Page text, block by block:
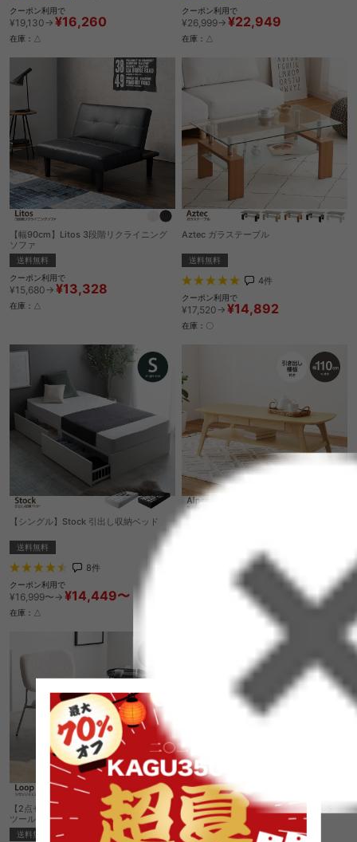
クーポン利用で
¥19,130→ ¥16,260
在庫：△
クーポン利用で
¥26,999→ ¥22,949
在庫：△
【幅90cm】Litos 3段階リクライニング
ソファ
送料無料
クーポン利用で
¥15,680→ ¥13,328
在庫：△
Aztec ガラステーブル
送料無料
4件
クーポン利用で
¥17,520→ ¥14,892
在庫：〇
【シングル】Stock 引出し収納ベッド
送料無料
8件
クーポン利用で
¥16,999〜→ ¥14,449〜
在庫：△
【幅110cm】Alpena センターテーブル
¥20,000
【2点セット】Loop ラウンジチェア+ス
ツール
送料無料
【幅50cm】Rond ラウンドテーブルS
送料無料